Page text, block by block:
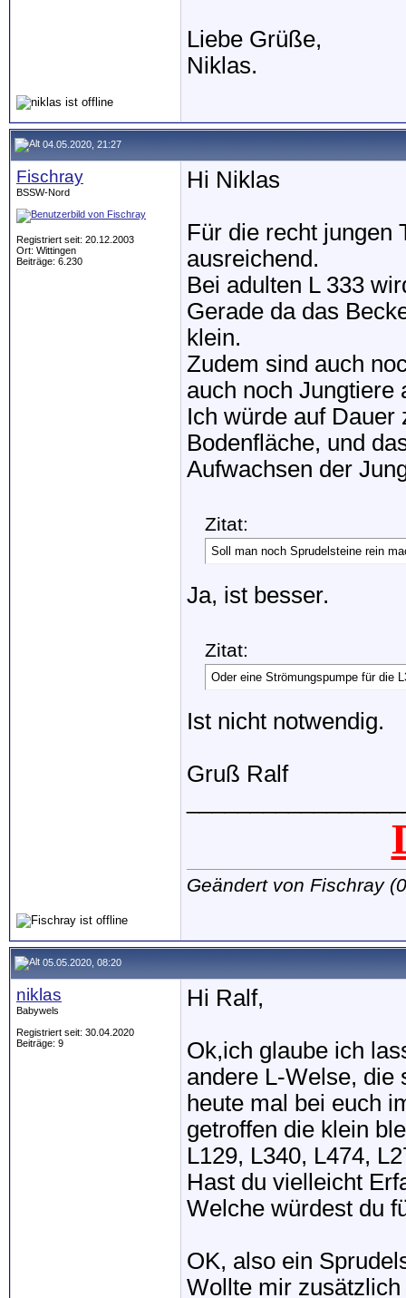
Liebe Grüße,
Niklas.
04.05.2020, 21:27
Fischray
BSSW-Nord
Registriert seit: 20.12.2003
Ort: Wittingen
Beiträge: 6.230
Hi Niklas
Für die recht jungen
ausreichend.
Bei adulten L 333
Gerade da das
klein.
Zudem sind auch
auch noch Jungtiere
Ich würde auf Dauer
Bodenfläche, und
Aufwachsen der
Zitat:
Soll man noch Sprudelsteine rein
Ja, ist besser.
Zitat:
Oder eine Strömungspumpe für die
Ist nicht notwendig.
Gruß Ralf
Geändert von Fischray
05.05.2020, 08:20
niklas
Babywels
Registriert seit: 30.04.2020
Beiträge: 9
Hi Ralf,
Ok,ich glaube ich
andere L-Welse, die
heute mal bei euch
getroffen die klein
L129, L340, L474,
Hast du vielleicht
Welche würdest du
OK, also ein
Wollte mir